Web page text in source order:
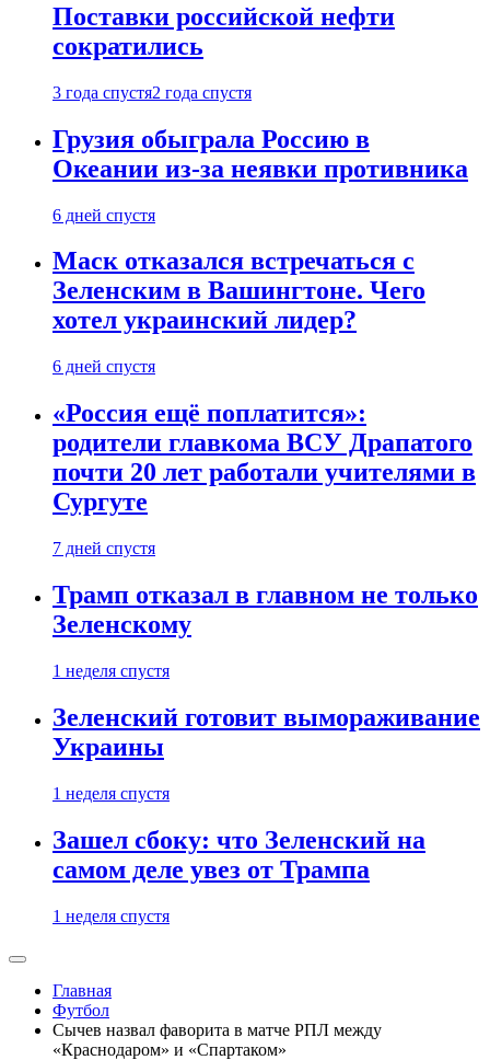
Поставки российской нефти
сократились
3 года спустя2 года спустя
Грузия обыграла Россию в
Океании из-за неявки противника
6 дней спустя
Маск отказался встречаться с
Зеленским в Вашингтоне. Чего
хотел украинский лидер?
6 дней спустя
«Россия ещё поплатится»:
родители главкома ВСУ Драпатого
почти 20 лет работали учителями в
Сургуте
7 дней спустя
Трамп отказал в главном не только
Зеленскому
1 неделя спустя
Зеленский готовит вымораживание
Украины
1 неделя спустя
Зашел сбоку: что Зеленский на
самом деле увез от Трампа
1 неделя спустя
Главная
Футбол
Сычев назвал фаворита в матче РПЛ между
«Краснодаром» и «Спартаком»